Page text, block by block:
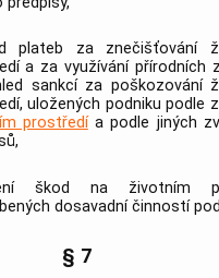
plateb za znečišťování
a za využívání přírodních
sankcí za poškozování
uložených podniku podle
prostředía podle jiných
škod na životním
dosavadní činností
§ 7